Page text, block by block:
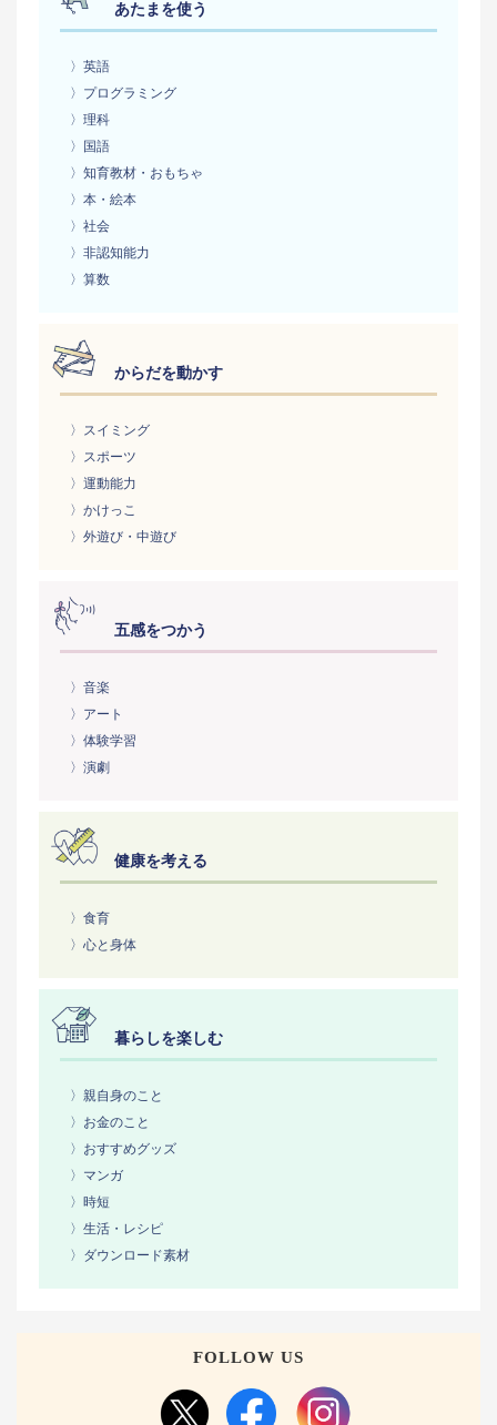
あたまを使う
〉英語
〉プログラミング
〉理科
〉国語
〉知育教材・おもちゃ
〉本・絵本
〉社会
〉非認知能力
〉算数
からだを動かす
〉スイミング
〉スポーツ
〉運動能力
〉かけっこ
〉外遊び・中遊び
五感をつかう
〉音楽
〉アート
〉体験学習
〉演劇
健康を考える
〉食育
〉心と身体
暮らしを楽しむ
〉親自身のこと
〉お金のこと
〉おすすめグッズ
〉マンガ
〉時短
〉生活・レシピ
〉ダウンロード素材
FOLLOW US